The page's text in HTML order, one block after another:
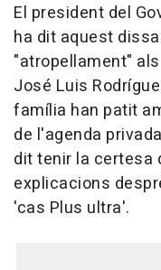
El president del
ha dit aquest
"atropellament"
José Luis
família han patit
de l'agenda
dit tenir la certesa
explicacions
'cas Plus ultra'.